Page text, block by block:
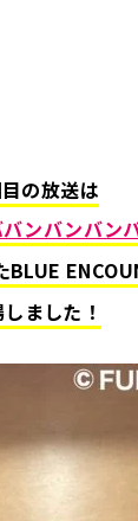
の放送は
ンバンバン
ました ！